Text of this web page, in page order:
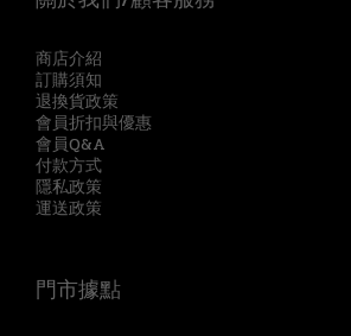
商店介紹
訂購須知
退換貨政策
會員折扣與優惠
會員Q&A
付款方式
隱私政策
運送政策
門市據點